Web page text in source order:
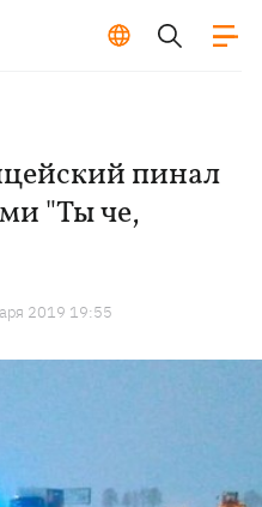
пинал
"Ты че,
2019 19:55